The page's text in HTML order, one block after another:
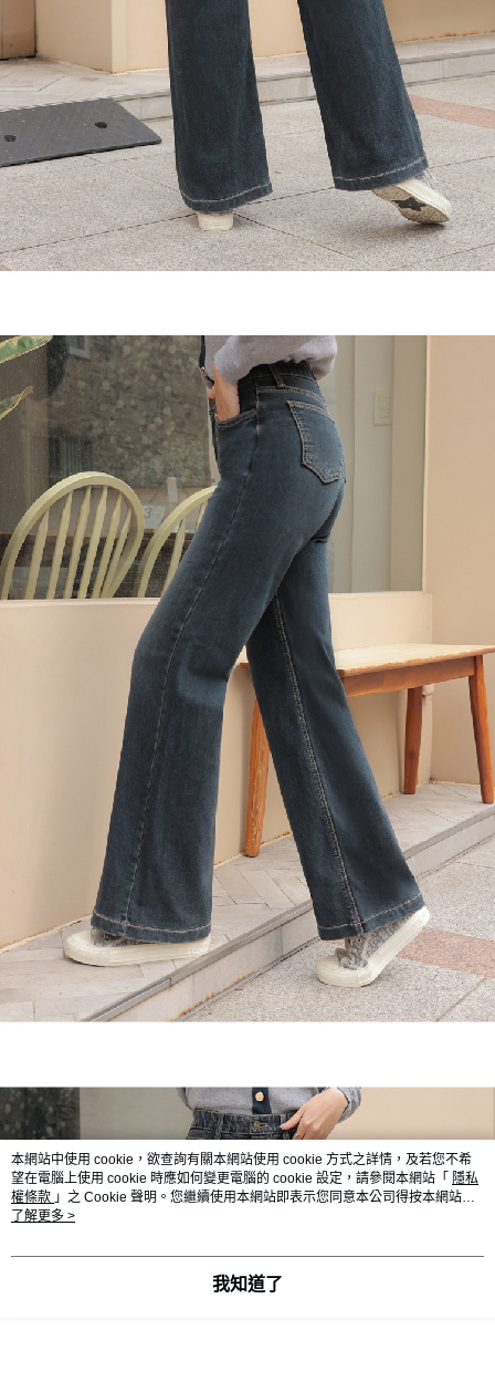
本網站中使用 cookie，欲查詢有關本網站使用 cookie 方式之詳情，及若您不希
望在電腦上使用 cookie 時應如何變更電腦的 cookie 設定，請參閱本網站「 隱私
權條款 」之 Cookie 聲明。您繼續使用本網站即表示您同意本公司得按本網站使
用條款之 Cookie 聲明使用 cookie。
了解更多 >
我知道了